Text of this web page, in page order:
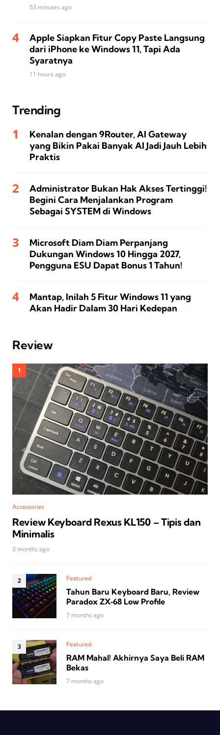
53 minutes ago
Apple Siapkan Fitur Copy Paste Langsung
dari iPhone ke Windows 11, Tapi Ada
Syaratnya
11 hours ago
Trending
Kenalan dengan 9Router, AI Gateway
yang Bikin Pakai Banyak AI Jadi Jauh Lebih
Praktis
Administrator Bukan Hak Akses Tertinggi!
Begini Cara Menjalankan Program
Sebagai SYSTEM di Windows
Microsoft Diam Diam Perpanjang
Dukungan Windows 10 Hingga 2027,
Pengguna ESU Dapat Bonus 1 Tahun!
Mantap, Inilah 5 Fitur Windows 11 yang
Akan Hadir Dalam 30 Hari Kedepan
Review
Accessories
Review Keyboard Rexus KL150 – Tipis dan
Minimalis
3 months ago
Featured
Tahun Baru Keyboard Baru, Review
Paradox ZX‑68 Low Profile
7 months ago
Featured
RAM Mahal! Akhirnya Saya Beli RAM
Bekas
7 months ago